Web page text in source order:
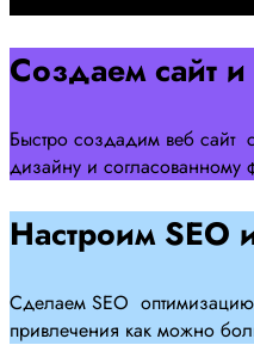
Создаем сайт и
Быстро создадим веб сайт
дизайну и согласованному
Настроим SEO
Сделаем SEO
привлечения как можно